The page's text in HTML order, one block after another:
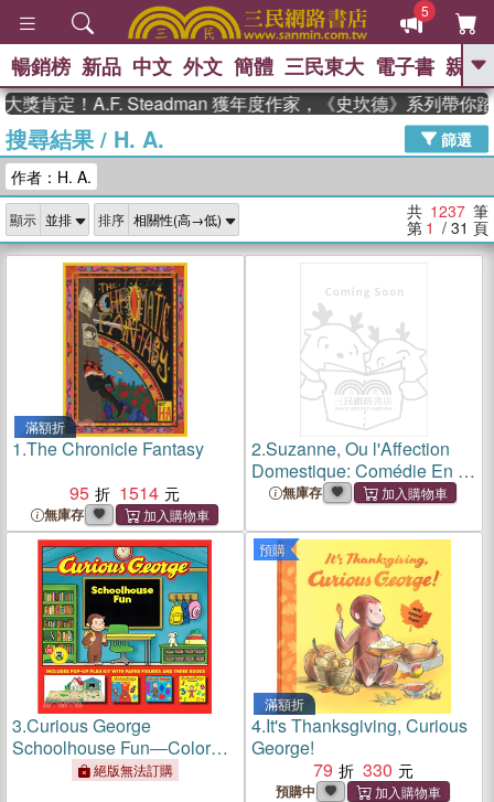
5
GO
高希均教授回憶錄
、 The Odyssey 、 父親節 、 花開錦
李登輝時代 、 數學女孩：黎曼猜想
、
如果歷史是一
群喵 、 臺灣漫遊錄
暢銷榜 新品 中文 外文 簡體 三民東大 電子書 親子
！A.F. Steadman 獲年度作家，《史坎德》系列帶你踏上熱
搜尋結果/ H. A.
篩選
作者：H. A.
顯示 排序 共 1237 筆
第 1 / 31 頁
滿額折
1.The Chronicle Fantasy
95
1514
無庫存
2.Suzanne, Ou l'Affection
Domestique: Comédie En 1
Acte, Composée Pour La
Recréations Littéraires Dans
Les Pensionnats de
無庫存
3.Curious George
Schoolhouse Fun―Color
Fun, Shapes, Numbers
絕版無法訂購
預購
滿額折
4.It's Thanksgiving, Curious
George!
79
330
預購中